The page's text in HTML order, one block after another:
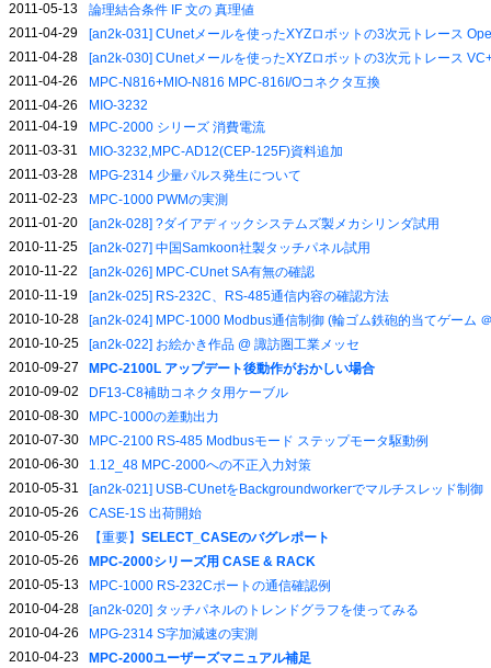
2011-05-13
論理結合条件 IF 文の 真理値
2011-04-29
[an2k-031] CUnetメールを使ったXYZロボットの3次元トレース
2011-04-28
[an2k-030] CUnetメールを使ったXYZロボットの3次元トレース
2011-04-26
MPC-N816+MIO-N816 MPC-816I/Oコネクタ互換
2011-04-26
MIO-3232
2011-04-19
MPC-2000 シリーズ 消費電流
2011-03-31
MIO-3232,MPC-AD12(CEP-125F)資料追加
2011-03-28
MPG-2314 少量パルス発生について
2011-02-23
MPC-1000 PWMの実測
2011-01-20
[an2k-028] ?ダイアディックシステムズ製メカシリンダ試用
2010-11-25
[an2k-027] 中国Samkoon社製タッチパネル試用
2010-11-22
[an2k-026] MPC-CUnet SA有無の確認
2010-11-19
[an2k-025] RS-232C、RS-485通信内容の確認方法
2010-10-28
[an2k-024] MPC-1000 Modbus通信制御 (輪ゴム鉄砲的当てゲーム
2010-10-25
[an2k-022] お絵かき作品 @ 諏訪圏工業メッセ
2010-09-27
MPC-2100L アップデート後動作がおかしい場合
2010-09-02
DF13-C8補助コネクタ用ケーブル
2010-08-30
MPC-1000の差動出力
2010-07-30
MPC-2100 RS-485 Modbusモード ステップモータ駆動例
2010-06-30
1.12_48 MPC-2000への不正入力対策
2010-05-31
[an2k-021] USB-CUnetをBackgroundworkerでマルチスレッド制御
2010-05-26
CASE-1S 出荷開始
2010-05-26
【重要】 SELECT_CASEのバグレポート
2010-05-26
MPC-2000シリーズ用 CASE & RACK
2010-05-13
MPC-1000 RS-232Cポートの通信確認例
2010-04-28
[an2k-020] タッチパネルのトレンドグラフを使ってみる
2010-04-26
MPG-2314 S字加減速の実測
2010-04-23
MPC-2000ユーザーズマニュアル補足